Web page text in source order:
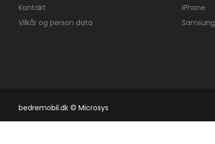
Kontakt
Vilkår og person data
iPhone
Samsung
bedremobil.dk © Microsys